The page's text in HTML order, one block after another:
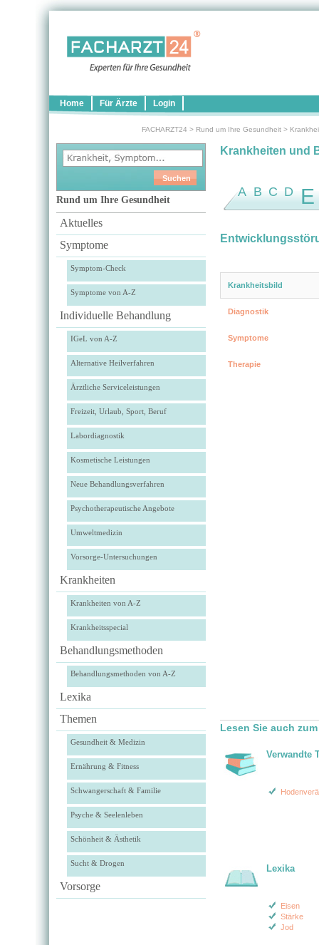
Home Für Ärzte Login
FACHARZT24 > Rund um Ihre Gesundheit >
Rund um Ihre Gesundheit
Aktuelles
Symptome
Symptom-Check
Symptome von A-Z
Individuelle Behandlung
IGeL von A-Z
Alternative Heilverfahren
Ärztliche Serviceleistungen
Freizeit, Urlaub, Sport, Beruf
Labordiagnostik
Kosmetische Leistungen
Neue Behandlungsverfahren
Psychotherapeutische Angebote
Umweltmedizin
Vorsorge-Untersuchungen
Krankheiten
Krankheiten von A-Z
Krankheitsspecial
Behandlungsmethoden
Behandlungsmethoden von A-Z
Lexika
Themen
Gesundheit & Medizin
Ernährung & Fitness
Schwangerschaft & Familie
Psyche & Seelenleben
Schönheit & Ästhetik
Sucht & Drogen
Vorsorge
Krankheiten und
A B C D E
Krankheitsbild
Diagnostik
Symptome
Therapie
Lesen Sie auch
Verwandte
Lexika
Eisen
Stärke
Jod